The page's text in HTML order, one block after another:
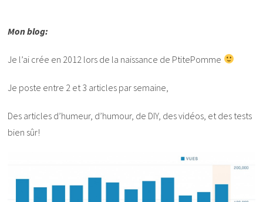
Mon blog:
Je l’ai crée en 2012 lors de la naissance de PtitePomme
Je poste entre 2 et 3 articles par semaine,
Des articles d’humeur, d’humour, de DIY, des vidéos, et des tests
bien sûr!